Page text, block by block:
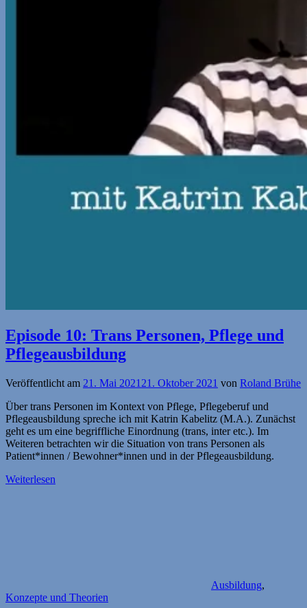
Episode 10: Trans Personen, Pflege und
Pflegeausbildung
Veröffentlicht am 21. Mai 2021 21. Oktober 2021 von Roland Brühe
Über trans Personen im Kontext von Pflege, Pflegeberuf und
Pflegeausbildung spreche ich mit Katrin Kabelitz (M.A.). Zunächst
geht es um eine begriffliche Einordnung (trans, inter etc.). Im
Weiteren betrachten wir die Situation von trans Personen als
Patient*innen / Bewohner*innen und in der Pflegeausbildung.
Weiterlesen
Ausbildung,
Konzepte und Theorien